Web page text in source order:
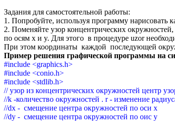
Задания для самостоятельной работы:
1. Попробуйте, используя программу нарисовать
2. Поменяйте узор концентрических
по осям x и y. Для этого в процедуре uzor
При этом координаты каждой последующей
Пример решения графической программы на
#include <graphics.h>
#include <conio.h>
#include <stdlib.h>
// узор из концентрических окружностей центр
//k -количество окружностей . r - изменение
//dx - смещение центра окружностей по оси x
//dy - смещение центра окружностей по оис y